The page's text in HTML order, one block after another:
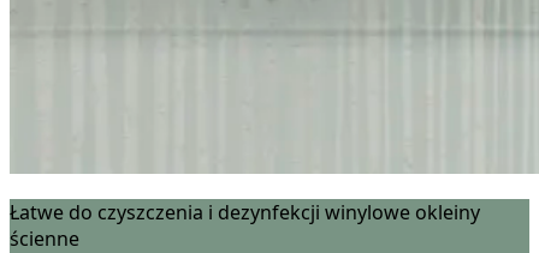
Łatwe do czyszczenia i dezynfekcji winylowe okleiny
ścienne